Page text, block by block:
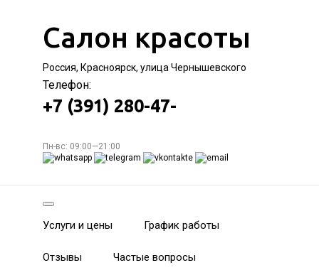
Салон красоты
Россия, Красноярск, улица Чернышевского
Телефон:
+7 (391) 280-47-
Пн-вс: 09:00—21:00
Услуги и цены График работы
Отзывы Частые вопросы